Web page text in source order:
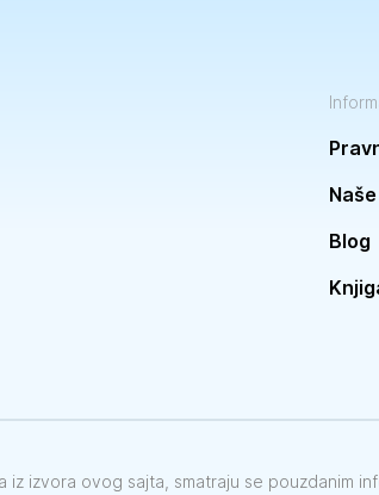
Blog
iz izvora ovog sajta, smatraju se pouzdanim